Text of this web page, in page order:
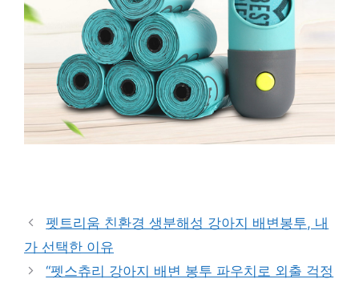
펫트리움 친환경 생분해성 강아지 배변봉투, 내
가 선택한 이유
“펫스츄리 강아지 배변 봉투 파우치로 외출 걱정